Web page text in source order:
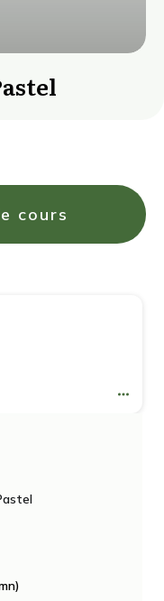
cours